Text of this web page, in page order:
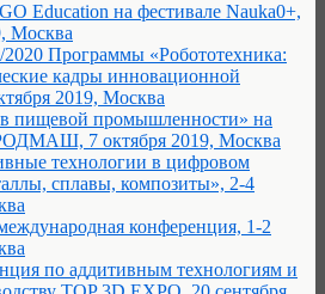
Education на фестивале Nauka0+,
Москва
Программы «Робототехника:
кадры инновационной
2019, Москва
пищевой промышленности» на
7 октября 2019, Москва
технологии в цифровом
сплавы, композиты», 2-4
конференция, 1-2
по аддитивным технологиям и